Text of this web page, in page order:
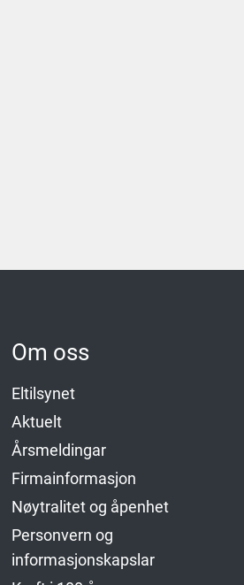
Om oss
Eltilsynet
Aktuelt
Årsmeldingar
Firmainformasjon
Nøytralitet og åpenhet
Personvern og
informasjonskapslar